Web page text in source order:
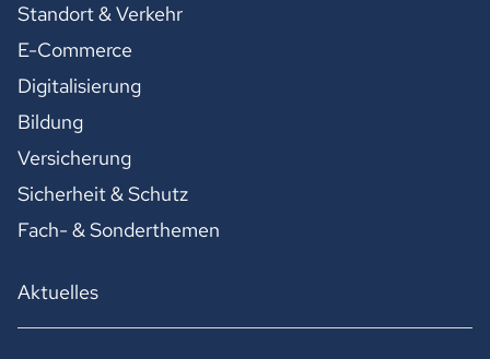
Standort & Verkehr
E-Commerce
Digitalisierung
Bildung
Versicherung
Sicherheit & Schutz
Fach- & Sonderthemen
Aktuelles